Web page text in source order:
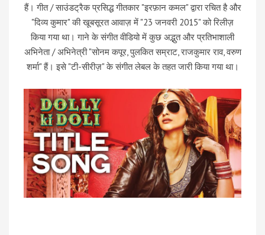
हैं। गीत / साउंडट्रैक प्रसिद्ध गीतकार "इरफ़ान कमल" द्वारा रचित है और
"दिव्य कुमार" की खूबसूरत आवाज़ में "23 जनवरी 2015" को रिलीज़
किया गया था। गाने के संगीत वीडियो में कुछ अद्भुत और प्रतिभाशाली
अभिनेता / अभिनेत्री "सोनम कपूर, पुलकित सम्राट, राजकुमार राव, वरुण
शर्मा" हैं। इसे "टी-सीरीज़" के संगीत लेबल के तहत जारी किया गया था।